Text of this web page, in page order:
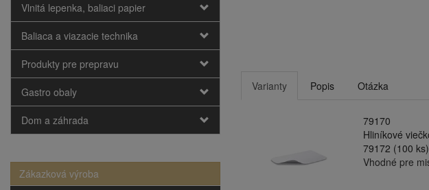
Vlnitá lepenka, baliaci papier
Baliaca a viazacie technika
Produkty pre prepravu
Gastro obaly
Dom a záhrada
Zákazková výroba
Varianty Popis Otázka
79170
Hliníkové
79172 (100 ks)
Vhodné pre